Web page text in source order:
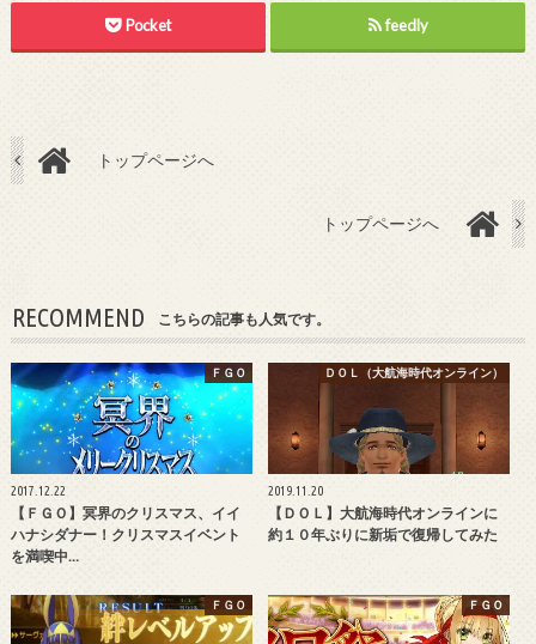
Pocket feedly
トップページへ
トップページへ
RECOMMEND こちらの記事も人気です。
ＦＧＯ
2017.12.22
【ＦＧＯ】冥界のクリスマス、イイ
ハナシダナー！クリスマスイベント
を満喫中…
ＤＯＬ（大航海時代オンライン）
2019.11.20
【ＤＯＬ】大航海時代オンラインに
約１０年ぶりに新垢で復帰してみた
ＦＧＯ ＦＧＯ